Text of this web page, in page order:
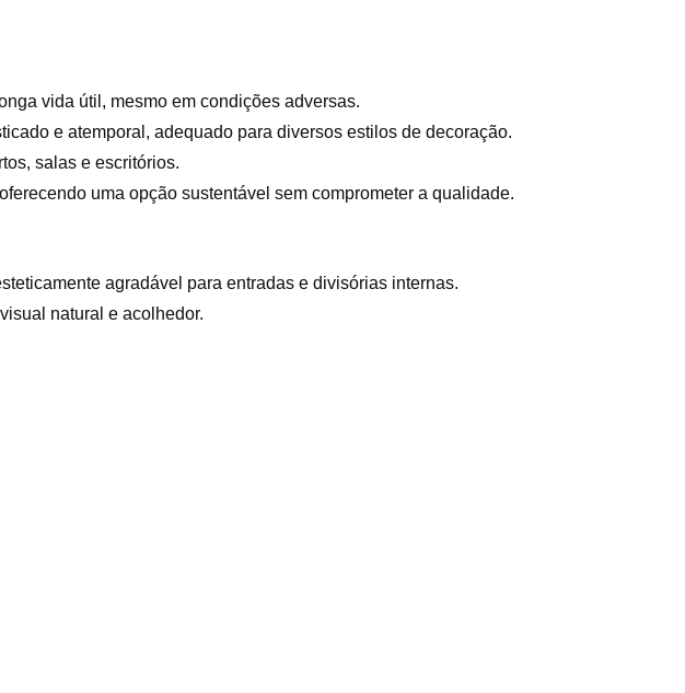
vida útil, mesmo em condições adversas.
e atemporal, adequado para diversos estilos de decoração.
salas e escritórios.
uma opção sustentável sem comprometer a qualidade.
agradável para entradas e divisórias internas.
natural e acolhedor.